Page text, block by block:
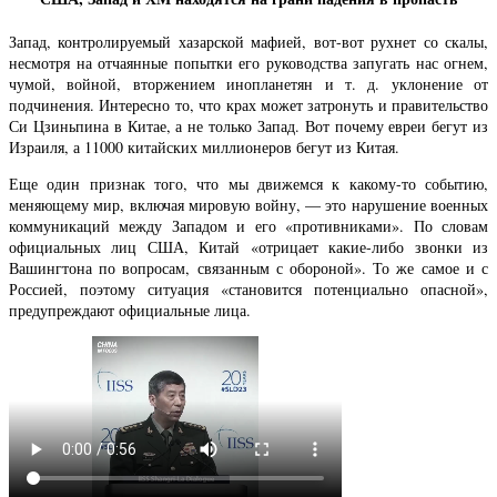
Запад, контролируемый хазарской мафией, вот-вот рухнет со скалы,
несмотря на отчаянные попытки его руководства запугать нас огнем,
чумой, войной, вторжением инопланетян и т. д. уклонение от
подчинения. Интересно то, что крах может затронуть и правительство
Си Цзиньпина в Китае, а не только Запад. Вот почему евреи бегут из
Израиля, а 11000 китайских миллионеров бегут из Китая.
Еще один признак того, что мы движемся к какому-то событию,
меняющему мир, включая мировую войну, — это нарушение военных
коммуникаций между Западом и его «противниками». По словам
официальных лиц США, Китай «отрицает какие-либо звонки из
Вашингтона по вопросам, связанным с обороной». То же самое и с
Россией, поэтому ситуация «становится потенциально опасной»,
предупреждают официальные лица.